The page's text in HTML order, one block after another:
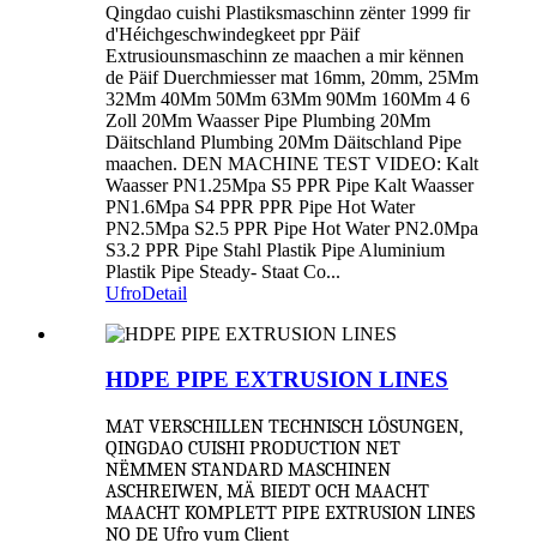
Qingdao cuishi Plastiksmaschinn zënter 1999 fir
d'Héichgeschwindegkeet ppr Päif
Extrusiounsmaschinn ze maachen a mir kënnen
de Päif Duerchmiesser mat 16mm, 20mm, 25Mm
32Mm 40Mm 50Mm 63Mm 90Mm 160Mm 4 6
Zoll 20Mm Waasser Pipe Plumbing 20Mm
Däitschland Plumbing 20Mm Däitschland Pipe
maachen. DEN MACHINE TEST VIDEO: Kalt
Waasser PN1.25Mpa S5 PPR Pipe Kalt Waasser
PN1.6Mpa S4 PPR PPR Pipe Hot Water
PN2.5Mpa S2.5 PPR Pipe Hot Water PN2.0Mpa
S3.2 PPR Pipe Stahl Plastik Pipe Aluminium
Plastik Pipe Steady- Staat Co...
UfroDetail
HDPE PIPE EXTRUSION LINES
MAT VERSCHILLEN TECHNISCH LÖSUNGEN,
QINGDAO CUISHI PRODUCTION NET
NËMMEN STANDARD MASCHINEN
ASCHREIWEN, MÄ BIEDT OCH MAACHT
MAACHT KOMPLETT PIPE EXTRUSION LINES
NO DE Ufro vum Client